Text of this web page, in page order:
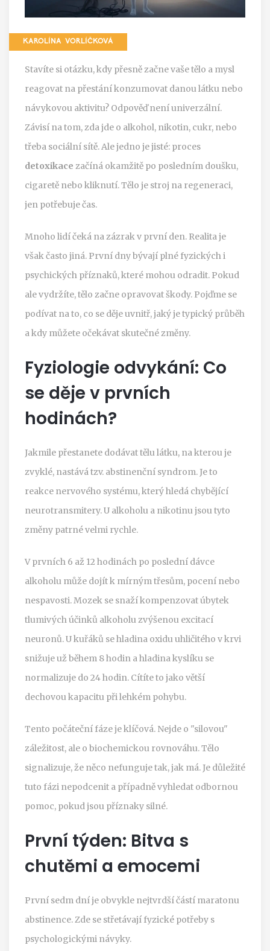
KAROLÍNA VORLÍČKOVÁ
Stavíte si otázku, kdy přesně začne vaše tělo a mysl
reagovat na přestání konzumovat danou látku nebo
návykovou aktivitu? Odpověď není univerzální.
Závisí na tom, zda jde o alkohol, nikotin, cukr, nebo
třeba sociální sítě. Ale jedno je jisté: proces
detoxikace začíná okamžitě po posledním doušku,
cigaretě nebo kliknutí. Tělo je stroj na regeneraci,
jen potřebuje čas.
Mnoho lidí čeká na zázrak v první den. Realita je
však často jiná. První dny bývají plné fyzických i
psychických příznaků, které mohou odradit. Pokud
ale vydržíte, tělo začne opravovat škody. Pojďme se
podívat na to, co se děje uvnitř, jaký je typický průběh
a kdy můžete očekávat skutečné změny.
Fyziologie odvykání: Co
se děje v prvních
hodinách?
Jakmile přestanete dodávat tělu látku, na kterou je
zvyklé, nastává tzv. abstinenční syndrom. Je to
reakce nervového systému, který hledá chybějící
neurotransmitery. U alkoholu a nikotinu jsou tyto
změny patrné velmi rychle.
V prvních 6 až 12 hodinách po poslední dávce
alkoholu může dojít k mírným třesům, pocení nebo
nespavosti. Mozek se snaží kompenzovat úbytek
tlumivých účinků alkoholu zvýšenou excitací
neuronů. U kuřáků se hladina oxidu uhličitého v krvi
snižuje už během 8 hodin a hladina kyslíku se
normalizuje do 24 hodin. Cítíte to jako větší
dechovou kapacitu při lehkém pohybu.
Tento počáteční fáze je klíčová. Nejde o "silovou"
záležitost, ale o biochemickou rovnováhu. Tělo
signalizuje, že něco nefunguje tak, jak má. Je důležité
tuto fázi nepodcenit a případně vyhledat odbornou
pomoc, pokud jsou příznaky silné.
První týden: Bitva s
chutěmi a emocemi
První sedm dní je obvykle nejtvrdší částí maratonu
abstinence. Zde se střetávají fyzické potřeby s
psychologickými návyky.